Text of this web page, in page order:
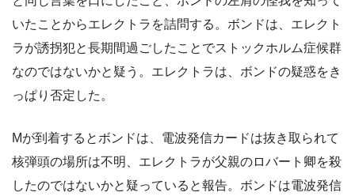
いたことからエレクトラを詰問する。ボンドは、エレクト
ラが誘拐犯と長期間過ごしたことでストックホルム症候群
なのではないかと疑う。エレクトラは、ボンドの疑惑をき
っぱり否定した。
Mが到着するとボンドは、電波発信カードは抜き取られて
核弾頭の場所は不明、エレクトラが父親のロバート卿を殺
したのではないかと疑っていると報告。ボンドは電波発信